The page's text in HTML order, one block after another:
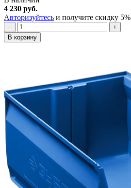
4 230 руб.
Авторизуйтесь и получите скидку 5%
−
+
В корзину